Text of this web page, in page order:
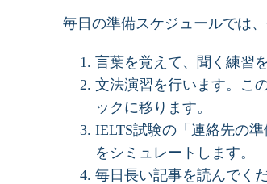
毎日の準備スケジュールでは
言葉を覚えて、聞く練習
文法演習を行います。こ
ックに移ります。
IELTS試験の「連絡先の
をシミュレートします。
毎日長い記事を読んでく